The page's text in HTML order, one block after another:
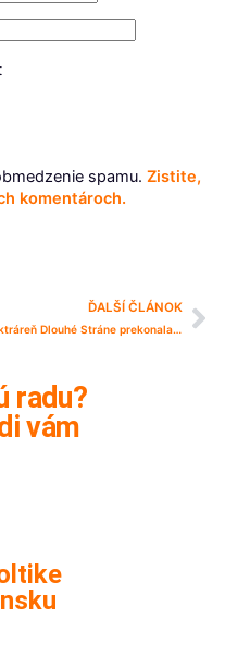
spamu. Zistite,
komentároch.
ĎALŠÍ ČLÁNOK
Elektráreň Dlouhé Stráne prekonala ďalší rekord vo výrobe elektriny
radu?
vám